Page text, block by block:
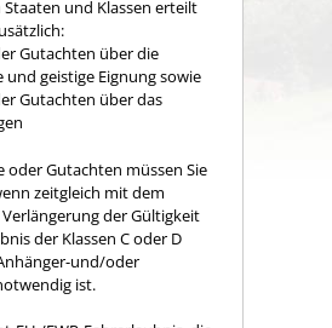
und Klassen erteilt
Gutachten über die
und geistige Eignung sowie
Gutachten über das
oder Gutachten müssen Sie
zeitgleich mit dem
der Gültigkeit
der Klassen C oder D
und/oder
ist.